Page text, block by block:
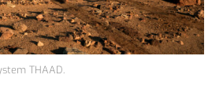
THAAD.